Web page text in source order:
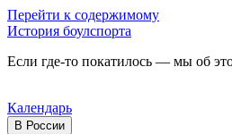
Перейти к содержимому
История боулспорта
Если где-то покатилось — мы об
Календарь
В России